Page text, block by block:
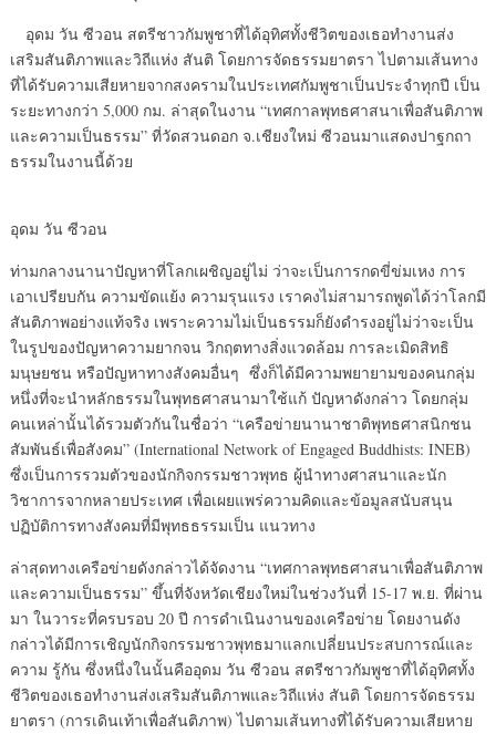
อุดม วัน ซีวอน สตรีชาวกัมพูชาที่ได้อุทิศทั้งชีวิตของเธอทำงานส่ง
เสริมสันติภาพและวิถีแห่ง สันติ โดยการจัดธรรมยาตรา ไปตามเส้นทาง
ที่ได้รับความเสียหายจากสงครามในประเทศกัมพูชาเป็นประจำทุกปี เป็น
ระยะทางกว่า 5,000 กม. ล่าสุดในงาน “เทศกาลพุทธศาสนาเพื่อสันติภาพ
และความเป็นธรรม” ที่วัดสวนดอก จ.เชียงใหม่ ซีวอนมาแสดงปาฐกถา
ธรรมในงานนี้ด้วย
อุดม วัน ซีวอน
ท่ามกลางนานาปัญหาที่โลกเผชิญอยู่ไม่ ว่าจะเป็นการกดขี่ข่มเหง การ
เอาเปรียบกัน ความขัดแย้ง ความรุนแรง เราคงไม่สามารถพูดได้ว่าโลกมี
สันติภาพอย่างแท้จริง เพราะความไม่เป็นธรรมก็ยังดำรงอยู่ไม่ว่าจะเป็น
ในรูปของปัญหาความยากจน วิกฤตทางสิ่งแวดล้อม การละเมิดสิทธิ
มนุษยชน หรือปัญหาทางสังคมอื่นๆ ซึ่งก็ได้มีความพยายามของคนกลุ่ม
หนึ่งที่จะนำหลักธรรมในพุทธศาสนามาใช้แก้ ปัญหาดังกล่าว โดยกลุ่ม
คนเหล่านั้นได้รวมตัวกันในชื่อว่า “เครือข่ายนานาชาติพุทธศาสนิกชน
สัมพันธ์เพื่อสังคม” (International Network of Engaged Buddhists: INEB)
ซึ่งเป็นการรวมตัวของนักกิจกรรมชาวพุทธ ผู้นำทางศาสนาและนัก
วิชาการจากหลายประเทศ เพื่อเผยแพร่ความคิดและข้อมูลสนับสนุน
ปฏิบัติการทางสังคมที่มีพุทธธรรมเป็น แนวทาง
ล่าสุดทางเครือข่ายดังกล่าวได้จัดงาน “เทศกาลพุทธศาสนาเพื่อสันติภาพ
และความเป็นธรรม” ขึ้นที่จังหวัดเชียงใหม่ในช่วงวันที่ 15-17 พ.ย. ที่ผ่าน
มา ในวาระที่ครบรอบ 20 ปี การดำเนินงานของเครือข่าย โดยงานดัง
กล่าวได้มีการเชิญนักกิจกรรมชาวพุทธมาแลกเปลี่ยนประสบการณ์และ
ความ รู้กัน ซึ่งหนึ่งในนั้นคืออุดม วัน ซีวอน สตรีชาวกัมพูชาที่ได้อุทิศทั้ง
ชีวิตของเธอทำงานส่งเสริมสันติภาพและวิถีแห่ง สันติ โดยการจัดธรรม
ยาตรา (การเดินเท้าเพื่อสันติภาพ) ไปตามเส้นทางที่ได้รับความเสียหาย